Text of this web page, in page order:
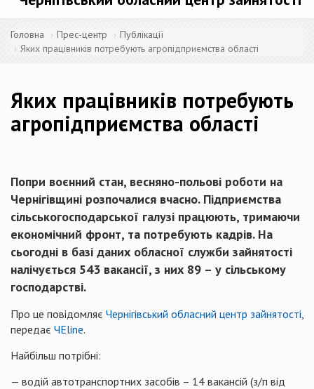
Головна Прес-центр
Публікації
Яких працівників потребують агропідприємства області
Яких працівників потребують
агропідприємства області
Попри воєнний стан, весняно-польові роботи на
Чернігівщині розпочалися вчасно. Підприємства
сільськогосподарської галузі працюють, тримаючи
економічний фронт, та потребують кадрів. На
сьогодні в базі даних обласної служби зайнятості
налічується 543 вакансії, з них 89 – у сільському
господарстві.
Про це повідомляє Чернігівський обласний центр зайнятості,
передає ЧЕline.
Найбільш потрібні:
— водій автотранспортних засобів – 14 вакансій (з/п від